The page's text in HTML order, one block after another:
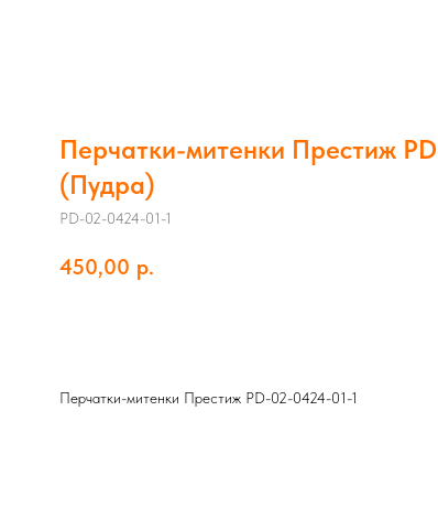
Перчатки-митенки Престиж
(Пудра)
PD-02-0424-01-1
450,00 р.
Перчатки-митенки Престиж PD-02-0424-01-1